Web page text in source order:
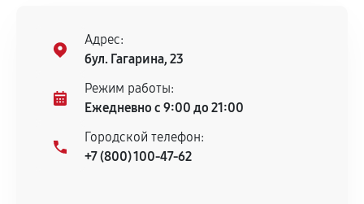
Адрес:
бул. Гагарина, 23
Режим работы:
Ежедневно с 9:00 до 21:00
Городской телефон:
+7 (800) 100-47-62